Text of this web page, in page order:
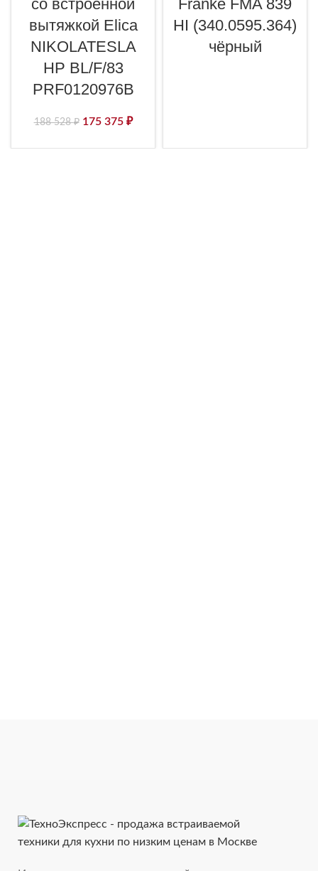
со встроенной
вытяжкой Elica
NIKOLATESLA
HP BL/F/83
PRF0120976B
188 528₽ 175 375 ₽
Franke FMA 839
HI (340.0595.364)
чёрный